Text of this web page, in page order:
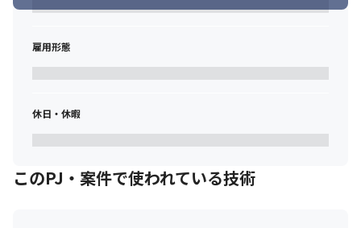
◎ キャリアパスと本ポジションの魅力
まずは担当領域のシステム開発・プロジェクト管理に従事してい
担う大規模システムの企画・設計といった最上流工程をリードす
※2025年10月時点（グループ従業員数）
ゼンショーホールディングスの社内SE担当として国内外18万人
（※）の従業員（パート・アルバイト）を対象にした、入社管
雇用形態
休日・休暇
このPJ・案件で使われている技術